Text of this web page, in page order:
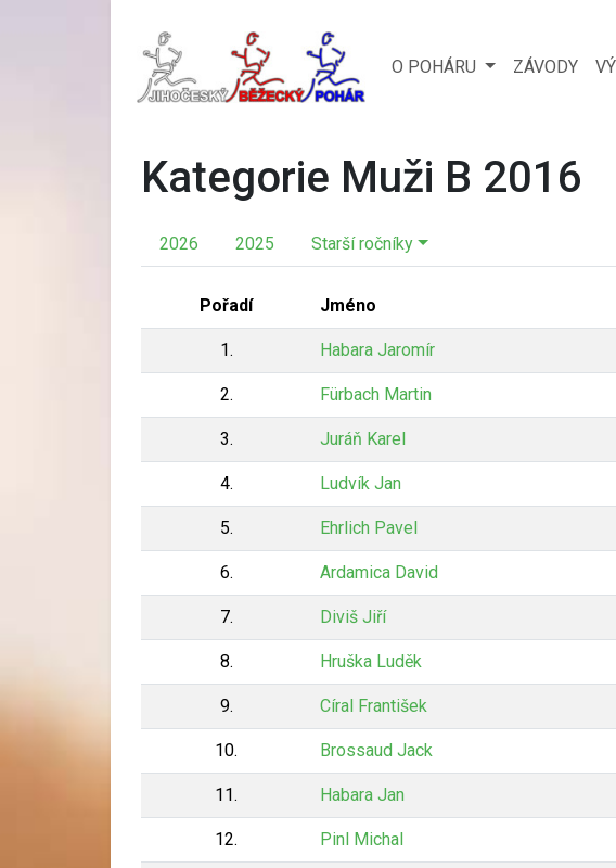
O POHÁRU ZÁVODY
Kategorie Muži B 2016
2026 2025 Starší ročníky
Pořadí Jméno
1. Habara Jaromír
2. Fürbach Martin
3. Juráň Karel
4. Ludvík Jan
5. Ehrlich Pavel
6. Ardamica David
7. Diviš Jiří
8. Hruška Luděk
9. Círal František
10. Brossaud Jack
11. Habara Jan
12. Pinl Michal